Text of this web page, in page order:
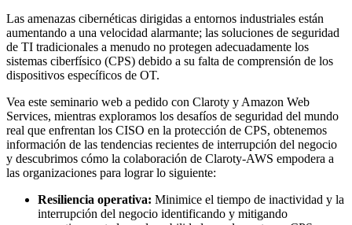
Las amenazas cibernéticas dirigidas a entornos industriales están
aumentando a una velocidad alarmante; las soluciones de seguridad
de TI tradicionales a menudo no protegen adecuadamente los
sistemas ciberfísico (CPS) debido a su falta de comprensión de los
dispositivos específicos de OT.
Vea este seminario web a pedido con Claroty y Amazon Web
Services, mientras exploramos los desafíos de seguridad del mundo
real que enfrentan los CISO en la protección de CPS, obtenemos
información de las tendencias recientes de interrupción del negocio
y descubrimos cómo la colaboración de Claroty-AWS empodera a
las organizaciones para lograr lo siguiente:
Resiliencia operativa: Minimice el tiempo de inactividad y la
interrupción del negocio identificando y mitigando